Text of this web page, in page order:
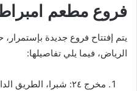
فروع مطعم
الرياض، فيما يلي تفاصيلها:
مخرج ٢٤: شبرا،